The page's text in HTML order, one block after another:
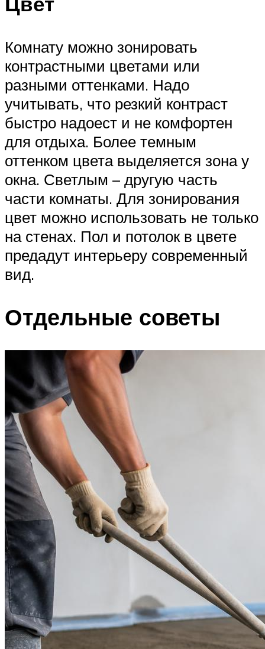
Комнату можно зонировать
контрастными цветами или
разными оттенками. Надо
учитывать, что резкий контраст
быстро надоест и не комфортен
для отдыха. Более темным
оттенком цвета выделяется зона у
окна. Светлым – другую часть
части комнаты. Для зонирования
цвет можно использовать не только
на стенах. Пол и потолок в цвете
предадут интерьеру современный
вид.
Отдельные советы